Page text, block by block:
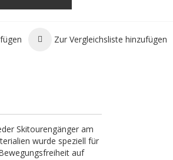
Zur Vergleichsliste hinzufügen
Skitourengänger am
wurde speziell für
auf